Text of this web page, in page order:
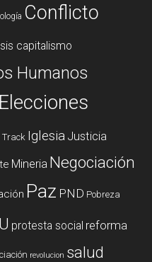
Conflicto
capitalismo
Humanos
Elecciones
Track Iglesia Justicia
Mineria Negociación
Paz PND Pobreza
protesta social reforma
revolucion salud